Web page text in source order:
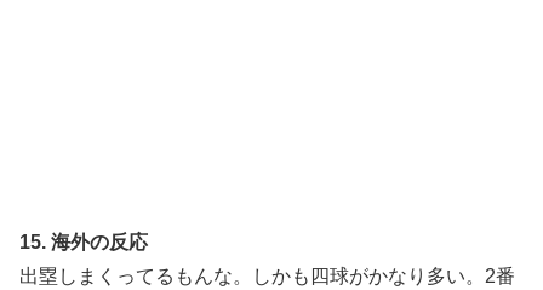
15. 海外の反応
出塁しまくってるもんな。しかも四球がかなり多い。2番